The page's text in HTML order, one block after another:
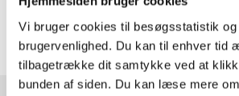
Vi bruger cookies til besøgsstatistik
brugervenlighed. Du kan til enhver tid
tilbagetrække dit samtykke ved at
bunden af siden. Du kan læse mere